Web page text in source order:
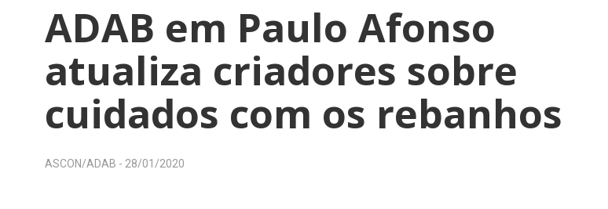
ADAB em Paulo Afonso
atualiza criadores sobre
cuidados com os rebanhos
ASCON/ADAB - 28/01/2020